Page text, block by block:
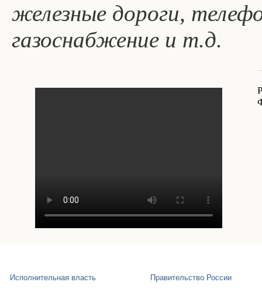
железные дороги,
газоснабжение и т.д.
Исполнительная власть Правительство России